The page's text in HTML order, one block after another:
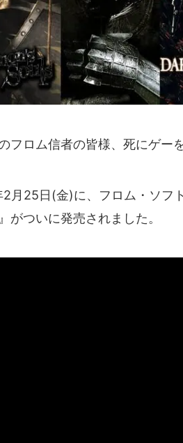
フロム信者の皆様、死にゲー
月25日(金)に、フロム・ソフ
がついに発売されました。